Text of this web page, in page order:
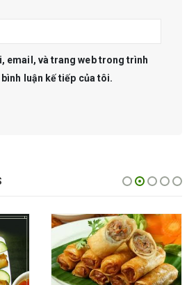
email, và trang web trong trình
luận kế tiếp của tôi.